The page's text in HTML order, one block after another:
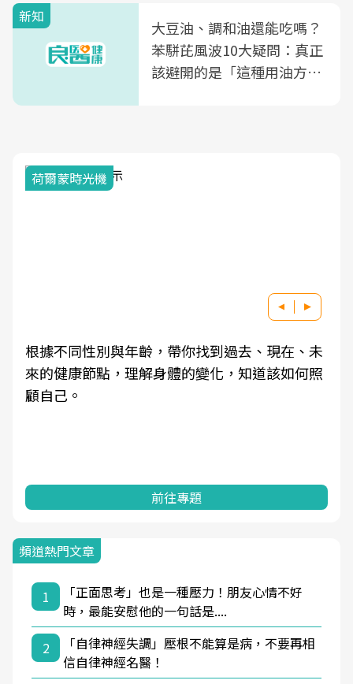
新知
大豆油、調和油還能吃嗎？
苯駢芘風波10大疑問：真正
該避開的是「這種用油方
荷爾蒙時光機
根據不同性別與年齡，帶你找到過去、現在、未
來的健康節點，理解身體的變化，知道該如何照
顧自己。
前往專題
頻道熱門文章
1
「正面思考」也是一種壓力！朋友心情不好
時，最能安慰他的一句話是....
2
「自律神經失調」壓根不能算是病，不要再相
信自律神經名醫！